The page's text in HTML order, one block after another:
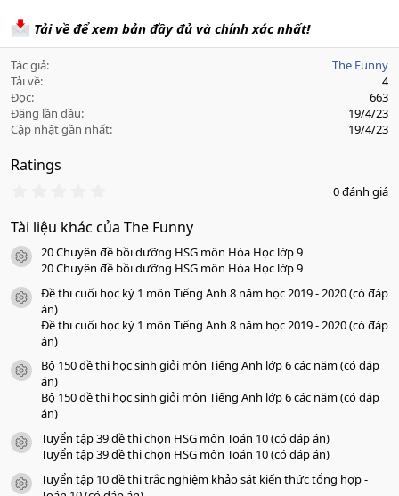
Tải về để xem bản đầy đủ và chính xác nhất!
Tác giả
The Funny
Tải về
4
Đọc
663
Đăng lần đầu
19/4/23
Cập nhật gần nhất
19/4/23
Ratings
0
0
s
a
o
0 đánh giá
Tài liệu khác của The Funny
icon tài liệu
20 Chuyên đề bồi dưỡng HSG môn Hóa Học lớp 9
20 Chuyên đề bồi dưỡng HSG môn Hóa Học lớp 9
icon tài liệu
Đề thi cuối học kỳ 1 môn Tiếng Anh 8 năm học 2019 - 2020 (có đáp
án)
Đề thi cuối học kỳ 1 môn Tiếng Anh 8 năm học 2019 - 2020 (có đáp
án)
icon tài liệu
Bộ 150 đề thi học sinh giỏi môn Tiếng Anh lớp 6 các năm (có đáp
án)
Bộ 150 đề thi học sinh giỏi môn Tiếng Anh lớp 6 các năm (có đáp
án)
icon tài liệu
Tuyển tập 39 đề thi chọn HSG môn Toán 10 (có đáp án)
Tuyển tập 39 đề thi chọn HSG môn Toán 10 (có đáp án)
icon tài liệu
Tuyển tập 10 đề thi trắc nghiệm khảo sát kiến thức tổng hợp -